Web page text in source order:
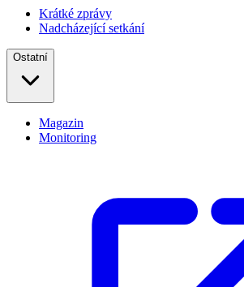
Krátké zprávy
Nadcházející setkání
Ostatní
Magazin
Monitoring